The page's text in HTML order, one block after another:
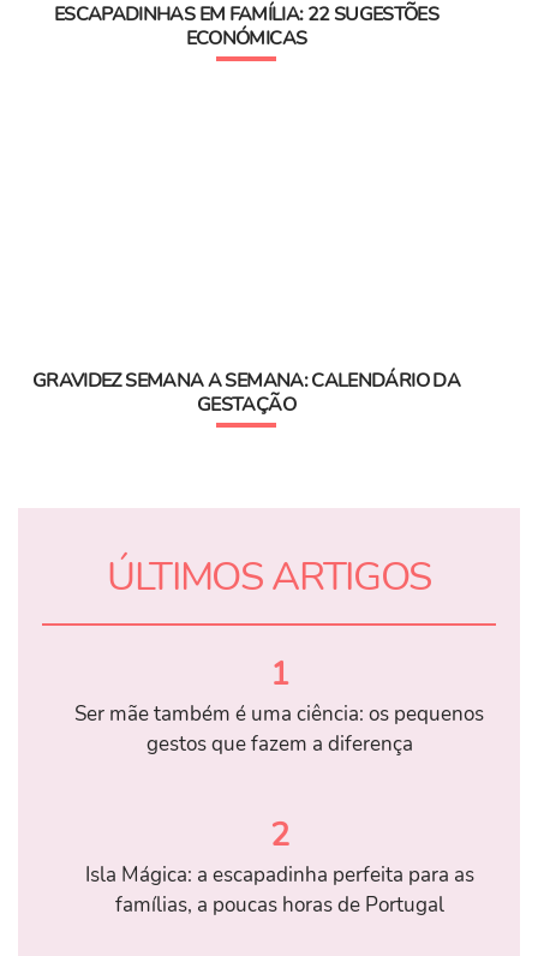
ESCAPADINHAS EM FAMÍLIA: 22 SUGESTÕES
ECONÓMICAS
GRAVIDEZ SEMANA A SEMANA: CALENDÁRIO DA
GESTAÇÃO
ÚLTIMOS ARTIGOS
1
Ser mãe também é uma ciência: os pequenos
gestos que fazem a diferença
2
Isla Mágica: a escapadinha perfeita para as
famílias, a poucas horas de Portugal